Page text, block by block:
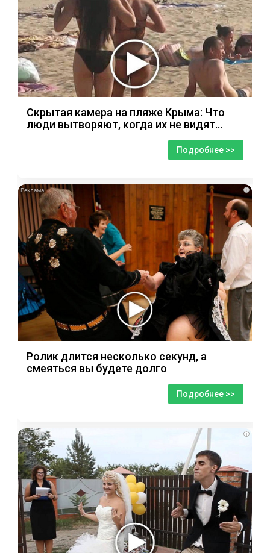
Скрытая камера на пляже Крыма: Что
люди вытворяют, когда их не видят...
Подробнее >>
i
Ролик длится несколько секунд, а
смеяться вы будете долго
Подробнее >>
i